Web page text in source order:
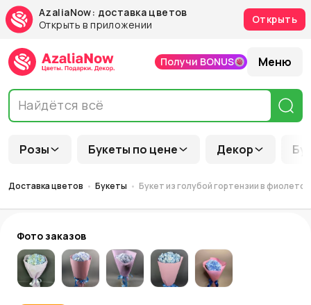
AzaliaNow: доставка цветов
Открыть в приложении
Открыть
Розы Букеты по цене Декор
Получи BONUS Меню
Доставка цветов Букеты Букет из голубой гортензии в
Фото заказов